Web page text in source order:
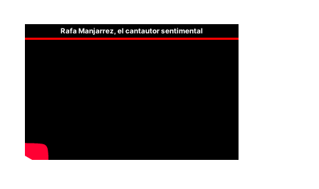
Rafa Manjarrez, el cantautor sentimental